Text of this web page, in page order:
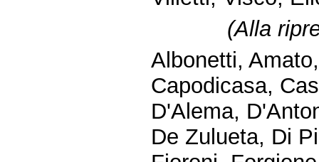
(Alla
Albonetti,
Capodicasa,
D'Alema,
De Zulueta, Di